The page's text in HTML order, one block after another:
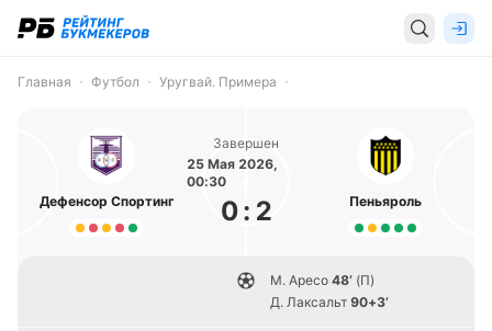
Главная Футбол Уругвай. Примера
Дефенсор Спортинг
Завершен
25 Мая 2026,
00:30
0: 2 Пеньяроль
М. Аресо 48’ (П)
Д. Лаксальт 90+3’